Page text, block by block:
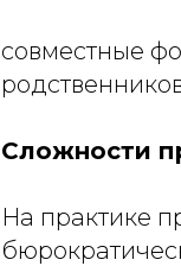
совместные
Сложности
На практике